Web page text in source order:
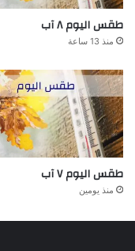
طقس اليوم ٨ آب
منذ 13 ساعة
طقس اليوم ٧ آب
منذ يومين